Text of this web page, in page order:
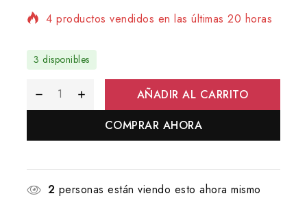
¡Se vende rápido! Más de 2 personas tienen
3 disponibles
AÑADIR AL CARRITO
COMPRAR AHORA
2 personas están viendo esto ahora mismo